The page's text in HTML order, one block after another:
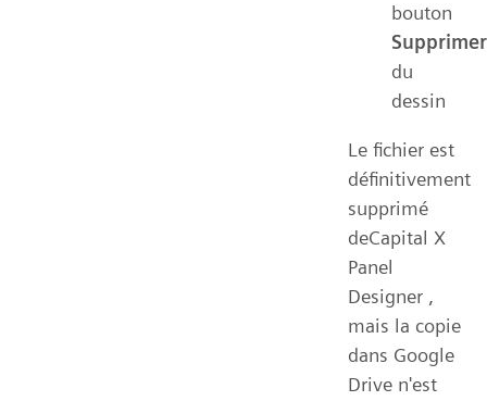
bouton
Supprimer
du
dessin
Le fichier est
définitivement
supprimé
deCapital X
Panel
Designer ,
mais la copie
dans Google
Drive n'est